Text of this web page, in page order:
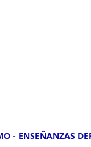
- ENSEÑANZAS